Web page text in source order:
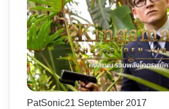
PatSonic21 September 2017